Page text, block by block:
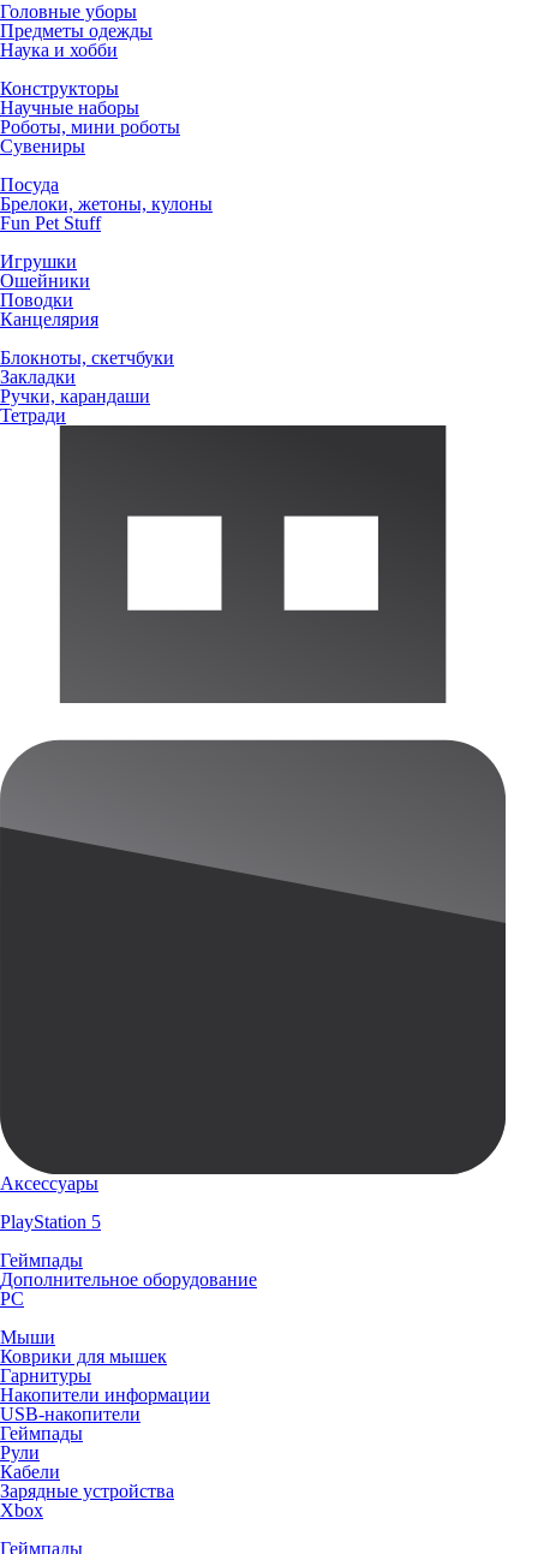
Головные уборы
Предметы одежды
Наука и хобби
Конструкторы
Научные наборы
Роботы, мини роботы
Сувениры
Посуда
Брелоки, жетоны, кулоны
Fun Pet Stuff
Игрушки
Ошейники
Поводки
Канцелярия
Блокноты, скетчбуки
Закладки
Ручки, карандаши
Тетради
Аксессуары
PlayStation 5
Геймпады
Дополнительное оборудование
PC
Мыши
Коврики для мышек
Гарнитуры
Накопители информации
USB-накопители
Геймпады
Рули
Кабели
Зарядные устройства
Xbox
Геймпады